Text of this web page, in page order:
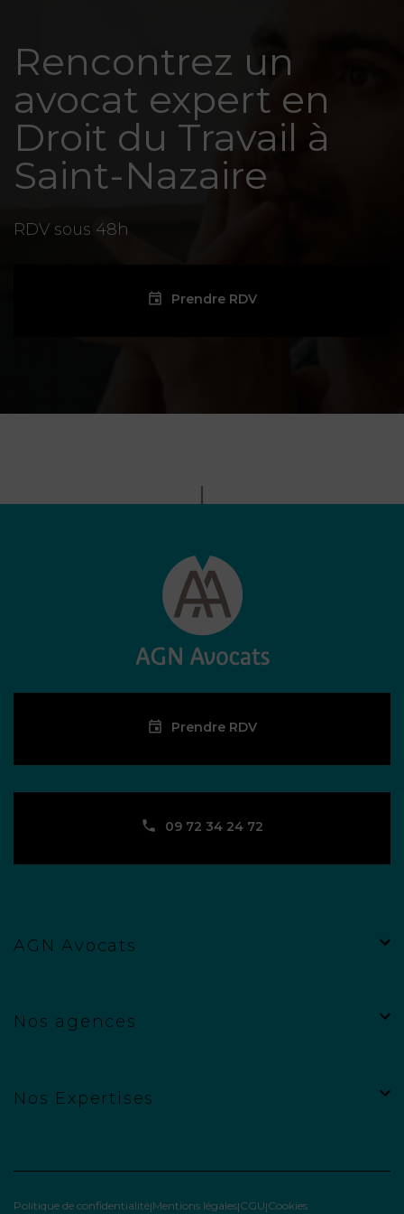
Rencontrez un
avocat expert en
Droit du Travail à
Saint-Nazaire
RDV sous 48h
Prendre RDV
Prendre RDV
09 72 34 24 72
AGN Avocats
Nos agences
Nos Expertises
Politique de confidentialité Mentions légales CGU Cookies